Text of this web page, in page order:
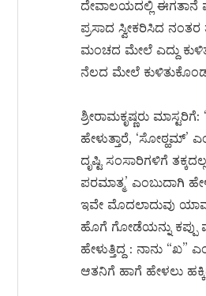
ದೇವಾಲಯದಲ್ಲಿ ಈಗತಾನೆ
ಪ್ರಸಾದ ಸ್ವೀಕರಿಸಿದ ನಂತರ
ಮಂಚದ ಮೇಲೆ ಎದ್ದು
ನೆಲದ ಮೇಲೆ
ಶ್ರೀರಾಮಕೃಷ್ಣರು
ಹೇಳುತ್ತಾರೆ, ‘ಸೋಠ್ಹಮ್’
ದೃಷ್ಟಿ ಸಂಸಾರಿಗಳಿಗೆ
ಪರಮಾತ್ಮ’ ಎಂಬುದಾಗಿ
ಇವೇ ಮೊದಲಾದುವು
ಹೊಗೆ ಗೋಡೆಯನ್ನು ಕಪ್ಪು
ಹೇಳುತ್ತಿದ್ದ : ನಾನು
ಆತನಿಗೆ ಹಾಗೆ ಹೇಳಲು